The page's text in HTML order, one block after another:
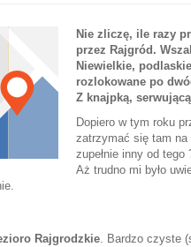
Nie zliczę, ile razy
przez Rajgród.
Niewielkie,
rozlokowane po
Z knajpką,
Dopiero w tym roku
zatrzymać się tam na
zupełnie inny od tego
Aż trudno mi było
Rajgrodzkie. Bardzo czyste